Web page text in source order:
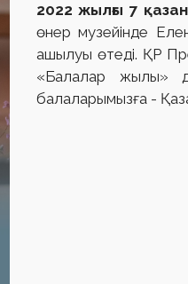
2022 жылғы 7
өнер музейінде
ашылуы өтеді. ҚР
«Балалар жылы»
балаларымызға -